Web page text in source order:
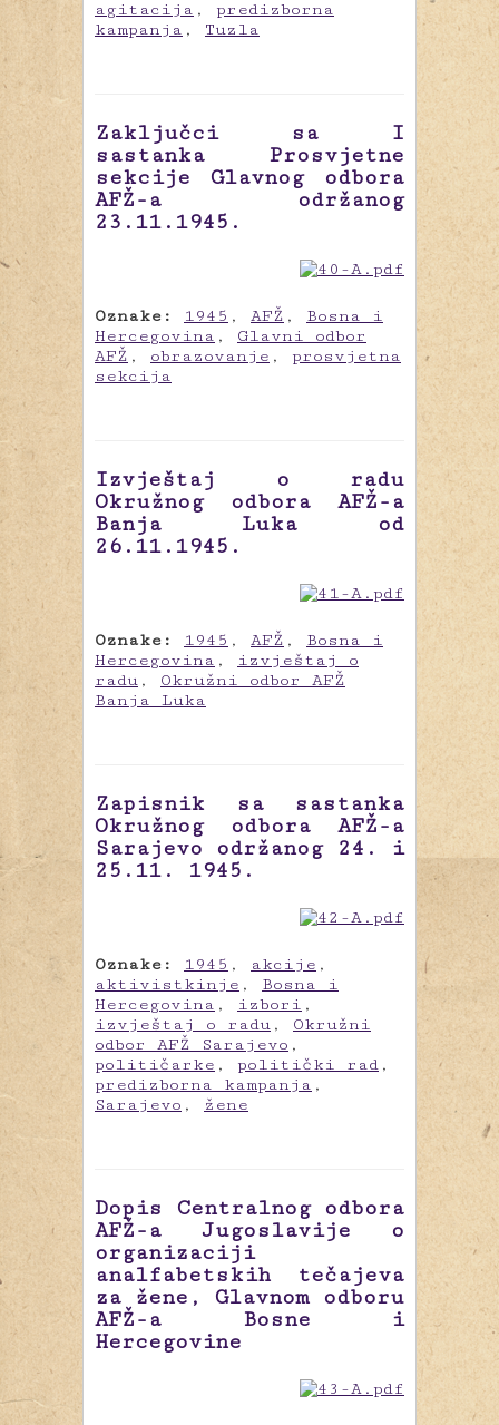
agitacija , predizborna
kampanja , Tuzla
Zaključci sa I
sastanka Prosvjetne
sekcije Glavnog odbora
AFŽ-a održanog
23.11.1945.
Oznake: 1945 , AFŽ , Bosna i
Hercegovina , Glavni odbor
AFŽ , obrazovanje , prosvjetna
sekcija
Izvještaj o radu
Okružnog odbora AFŽ-a
Banja Luka od
26.11.1945.
Oznake: 1945 , AFŽ , Bosna i
Hercegovina ,
izvještaj o
radu , Okružni odbor AFŽ
Banja Luka
Zapisnik sa sastanka
Okružnog odbora AFŽ-a
Sarajevo održanog 24. i
25.11. 1945.
Oznake: 1945 , akcije ,
aktivistkinje , Bosna i
Hercegovina , izbori ,
izvještaj o radu , Okružni
odbor AFŽ Sarajevo ,
političarke , politički rad ,
predizborna kampanja ,
Sarajevo , žene
Dopis Centralnog odbora
AFŽ-a Jugoslavije o
organizaciji
analfabetskih tečajeva
za žene, Glavnom odboru
AFŽ-a Bosne i
Hercegovine